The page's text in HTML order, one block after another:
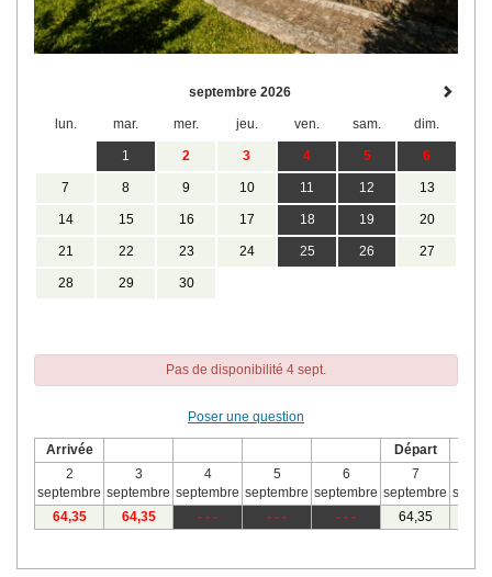
septembre 2026
lun. mar. mer. jeu. ven. sam. dim.
1 2 3 4 5 6
7 8 9 10 11 12 13
14 15 16 17 18 19 20
21 22 23 24 25 26 27
28 29 30
Pas de disponibilité 4 sept.
Poser une question
Arrivée
Départ
2
septembre
3
septembre
4
septembre
5
septembre
6
septembre
7
septembre
64,35 64,35 - - - - - - - - - 64,35